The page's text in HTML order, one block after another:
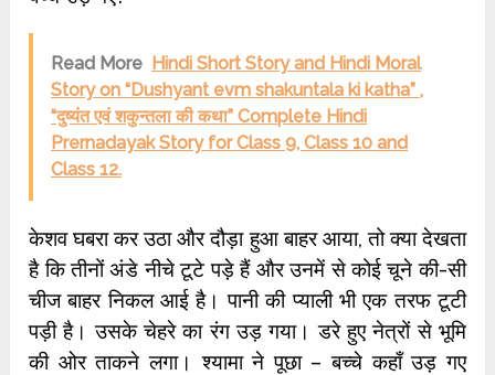
Read More Hindi Short Story and Hindi Moral
Story on “Dushyant evm shakuntala ki katha” ,
“दुष्यंत एवं शकुन्तला की कथा” Complete Hindi
Prernadayak Story for Class 9, Class 10 and
Class 12.
केशव घबरा कर उठा और दौड़ा हुआ बाहर आया, तो क्‍या देखता
है कि तीनों अंडे नीचे टूटे पड़े हैं और उनमें से कोई चूने की-सी
चीज बाहर निकल आई है। पानी की प्‍याली भी एक तरफ टूटी
पड़ी है। उसके चेहरे का रंग उड़ गया। डरे हुए नेत्रों से भूमि
की ओर ताकने लगा। श्‍यामा ने पूछा – बच्‍चे कहाँ उड़ गए